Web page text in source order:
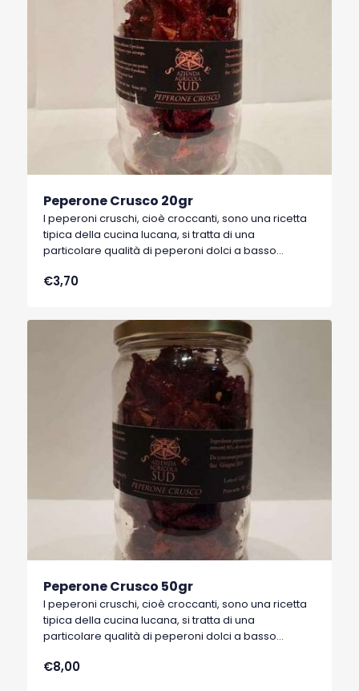
Peperone Crusco 20gr
I peperoni cruschi, cioè croccanti, sono una ricetta
tipica della cucina lucana, si tratta di una
particolare qualità di peperoni dolci a basso
Basilicata, che hanno ottenuto nel 1996 il marchio
€3,70
Peperone Crusco 50gr
I peperoni cruschi, cioè croccanti, sono una ricetta
tipica della cucina lucana, si tratta di una
particolare qualità di peperoni dolci a basso
Basilicata, che hanno ottenuto nel 1996 il marchio
€8,00